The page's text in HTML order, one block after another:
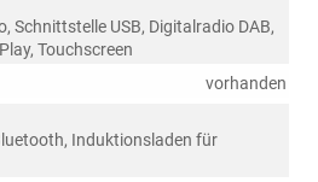
Schnittstelle USB, Digitalradio DAB,
Touchscreen
vorhanden
Induktionsladen für